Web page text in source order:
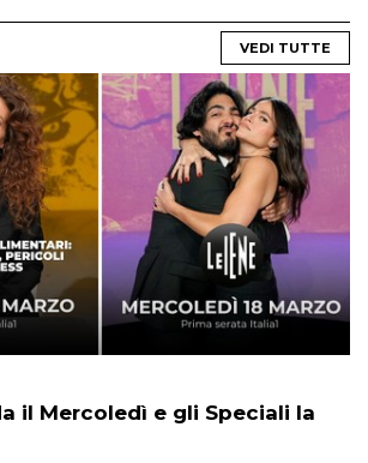
VEDI TUTTE
il Mercoledì e gli Speciali la